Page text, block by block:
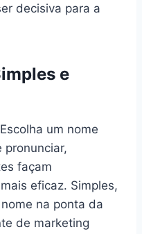
decisiva para a
e
um nome
pronunciar,
façam
eficaz. Simples,
na ponta da
de marketing